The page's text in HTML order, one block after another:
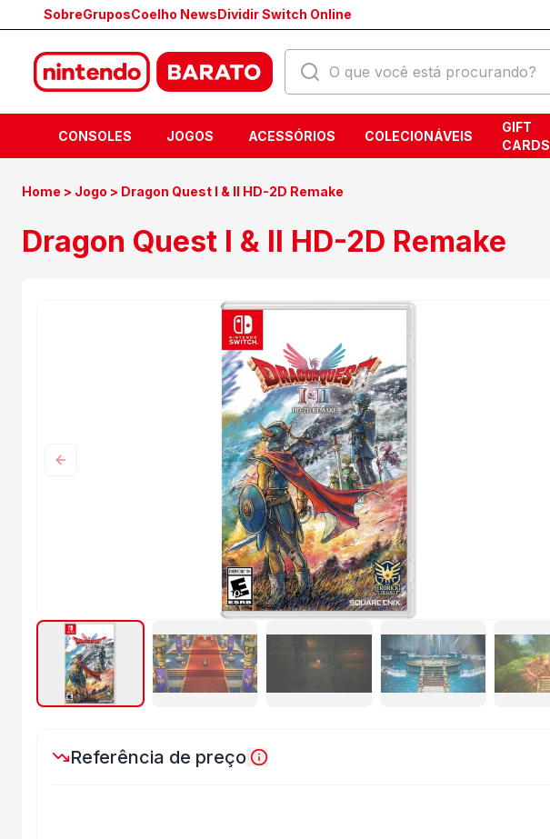
SobreGruposCoelho NewsDividir Switch Online
CONSOLES JOGOS ACESSÓRIOS COLECIONÁVEIS
GIFT
CARDS
Home > Jogo > Dragon Quest I & II HD-2D Remake
Dragon Quest I & II HD-2D Remake
Anterior
Referência de preço